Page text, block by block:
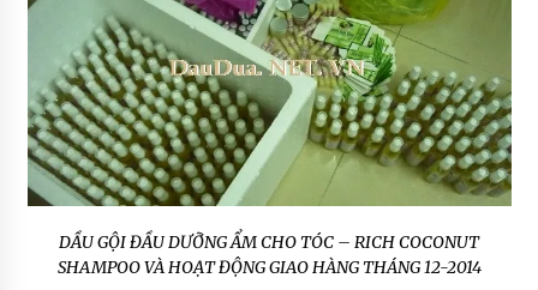
DẦU GỘI ĐẦU DƯỠNG ẨM CHO TÓC – RICH COCONUT
SHAMPOO VÀ HOẠT ĐỘNG GIAO HÀNG THÁNG 12-2014